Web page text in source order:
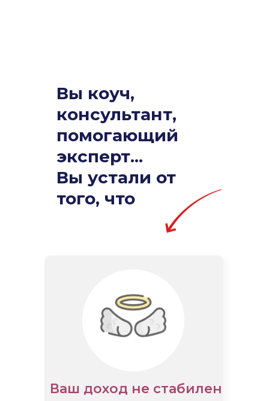
Вы коуч,
консультант,
помогающий
эксперт...
Вы устали от
того, что
Ваш доход не стабилен